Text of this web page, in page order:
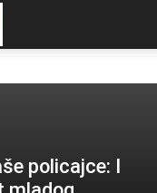
policajce: I